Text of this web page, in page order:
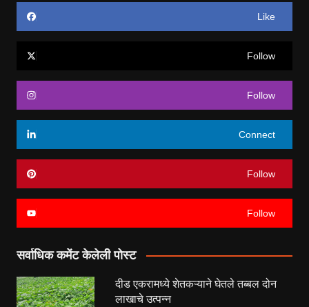
Like
Follow
Follow
Connect
Follow
Follow
सर्वाधिक कमेंट केलेली पोस्ट
दीड एकरामध्ये शेतकऱ्याने घेतले तब्बल दोन
लाखाचे उत्पन्न